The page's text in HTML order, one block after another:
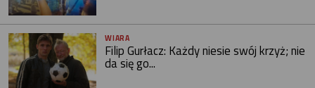
WIARA
Filip Gurłacz: Każdy niesie swój krzyż; nie
da się go...